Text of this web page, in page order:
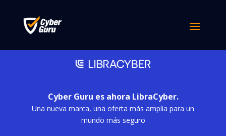
Cyber Guru es ahora LibraCyber.
Una nueva marca, una oferta más amplia para un
mundo más seguro